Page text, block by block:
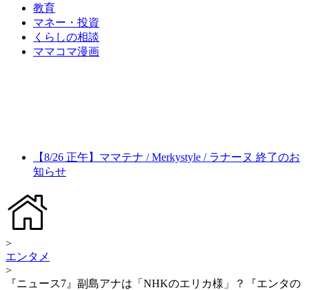
教育
マネー・投資
くらしの相談
ママコマ漫画
【8/26 正午】ママテナ / Merkystyle / ラナーヌ 終了のお
知らせ
>
エンタメ
>
『ニュース7』副島アナは「NHKのエリカ様」？『エンタの